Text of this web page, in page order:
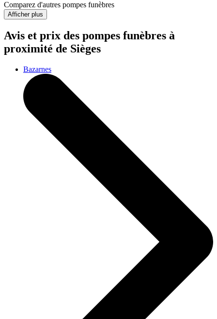
Comparez d'autres pompes funèbres
Afficher plus
Avis et prix des pompes funèbres à
proximité de Sièges
Bazarnes